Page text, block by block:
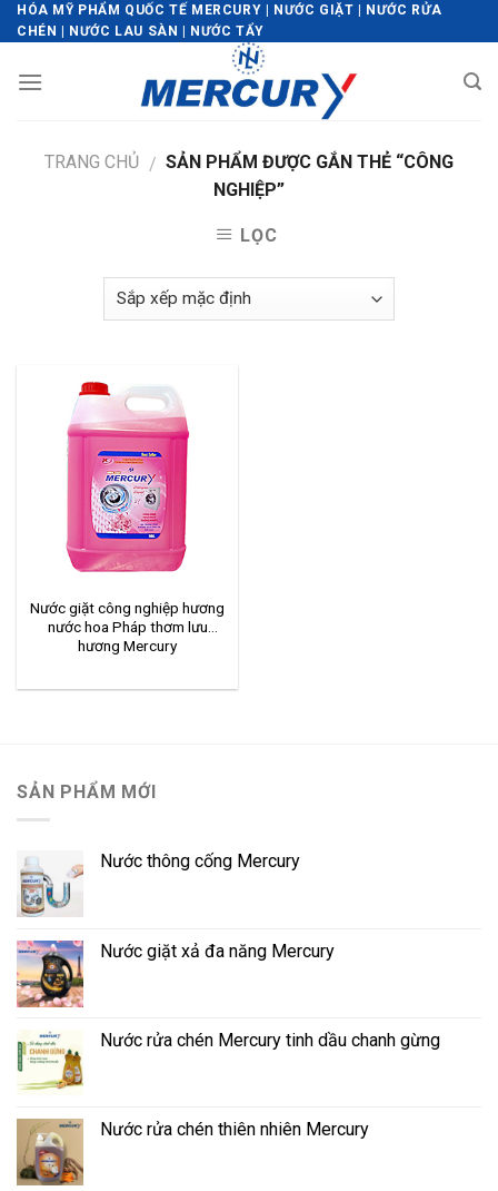
Skip
to
HÓA MỸ PHẨM QUỐC TẾ MERCURY | NƯỚC GIẶT | NƯỚC RỬA
CHÉN | NƯỚC LAU SÀN | NƯỚC TẨY
TRANG CHỦ / SẢN PHẨM ĐƯỢC GẮN THẺ “CÔNG
NGHIỆP”
LỌC
Nước giặt công nghiệp hương
nước hoa Pháp thơm lưu
hương Mercury
SẢN PHẨM MỚI
Nước thông cống Mercury
Nước giặt xả đa năng Mercury
Nước rửa chén Mercury tinh dầu chanh gừng
Nước rửa chén thiên nhiên Mercury